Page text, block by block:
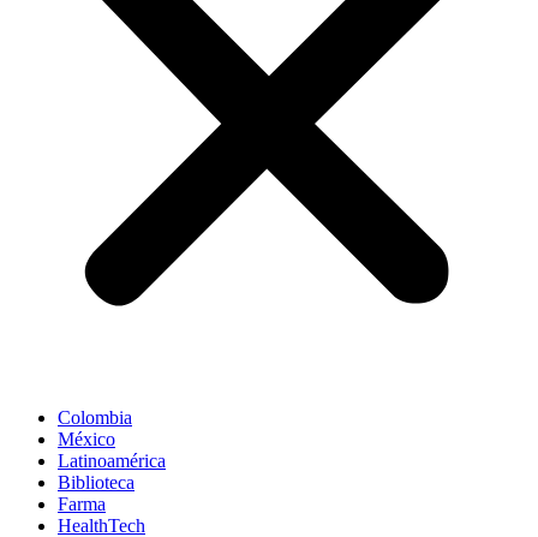
Colombia
México
Latinoamérica
Biblioteca
Farma
HealthTech